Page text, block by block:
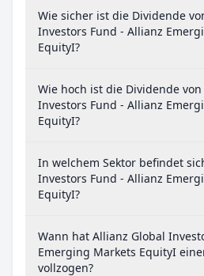
Wie sicher ist die Dividende
Investors Fund - Allianz
EquityI?
Wie hoch ist die Dividende
Investors Fund - Allianz
EquityI?
In welchem Sektor befindet
Investors Fund - Allianz
EquityI?
Wann hat Allianz Global
Emerging Markets EquityI
vollzogen?